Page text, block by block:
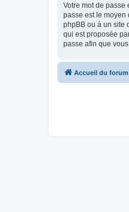
Votre mot de passe
passe est le moyen
phpBB ou à un site
qui est proposée
passe afin que
Accueil du forum